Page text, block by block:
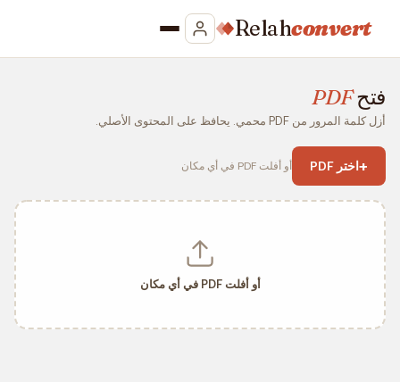
Relahconvert
فتحPDF
أزل كلمة المرور من PDF محمي. يحافظ على المحتوى الأصلي.
+اختر PDF أو أفلت PDF في أي مكان
أو أفلت PDF في أي مكان